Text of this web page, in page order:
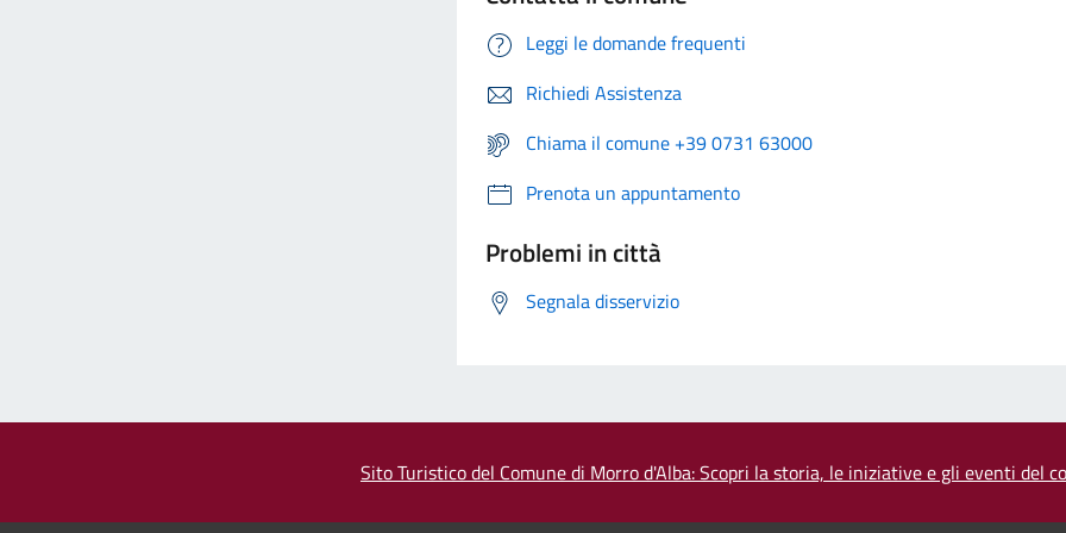
Leggi le domande frequenti
Richiedi Assistenza
Chiama il comune +39 0731 63000
Prenota un appuntamento
Problemi in città
Segnala disservizio
Sito Turistico del Comune di Morro d'Alba: Scopri la storia, le iniziative e gli eventi del